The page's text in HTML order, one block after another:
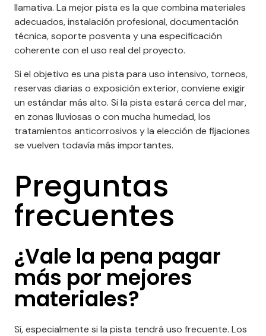
llamativa. La mejor pista es la que combina materiales
adecuados, instalación profesional, documentación
técnica, soporte posventa y una especificación
coherente con el uso real del proyecto.
Si el objetivo es una pista para uso intensivo, torneos,
reservas diarias o exposición exterior, conviene exigir
un estándar más alto. Si la pista estará cerca del mar,
en zonas lluviosas o con mucha humedad, los
tratamientos anticorrosivos y la elección de fijaciones
se vuelven todavía más importantes.
Preguntas
frecuentes
¿Vale la pena pagar
más por mejores
materiales?
Sí, especialmente si la pista tendrá uso frecuente. Los